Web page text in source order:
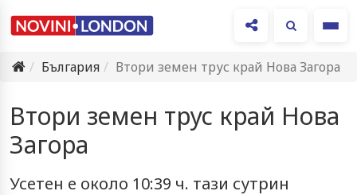
България
Втори земен трус край Нова Загора
Втори земен трус край Нова
Загора
Усетен е около 10:39 ч. тази сутрин